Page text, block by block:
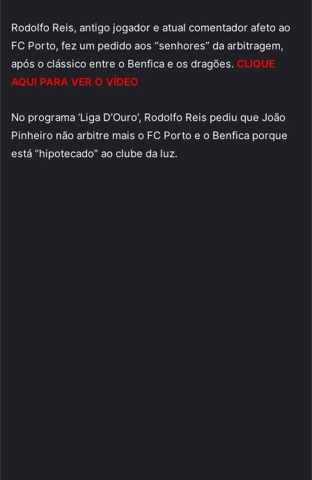
Rodolfo Reis, antigo jogador e atual comentador afeto ao
FC Porto, fez um pedido aos “senhores” da arbitragem,
após o clássico entre o Benfica e os dragões. CLIQUE
AQUI PARA VER O VÍDEO
No programa ‘Liga D’Ouro’, Rodolfo Reis pediu que João
Pinheiro não arbitre mais o FC Porto e o Benfica porque
está “hipotecado” ao clube da luz.